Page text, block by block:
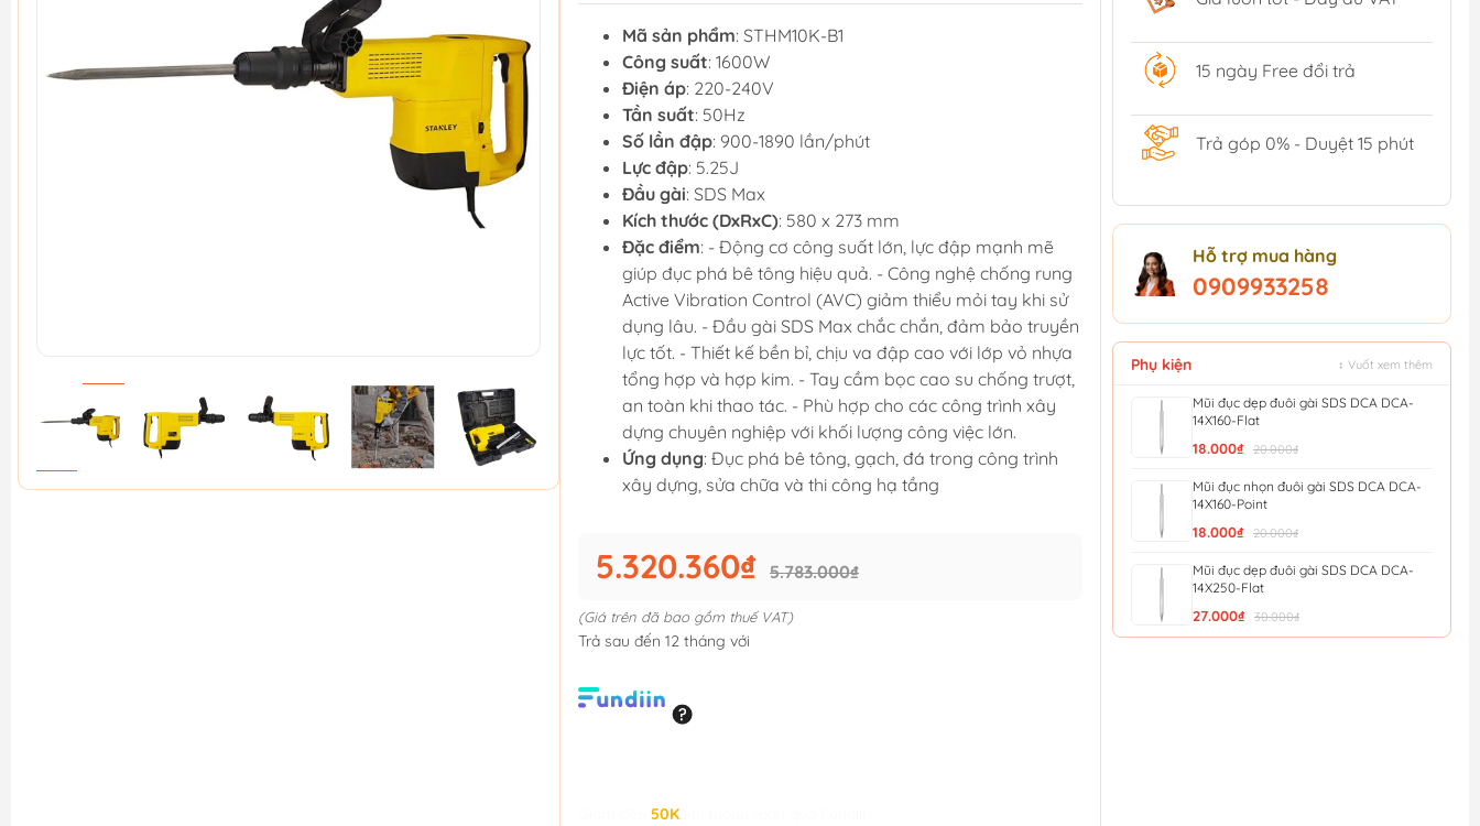
Mã sản phẩm: STHM10K-B1
Công suất: 1600W
Điện áp: 220-240V
Tần suất: 50Hz
Số lần đập: 900-1890 lần/phút
Lực đập: 5.25J
Đầu gài: SDS Max
Kích thước (DxRxC): 580 x 273 mm
Đặc điểm: - Động cơ công suất lớn, lực đập mạnh mẽ
giúp đục phá bê tông hiệu quả. - Công nghệ chống rung
Active Vibration Control (AVC) giảm thiểu mỏi tay khi sử
dụng lâu. - Đầu gài SDS Max chắc chắn, đảm bảo truyền
lực tốt. - Thiết kế bền bỉ, chịu va đập cao với lớp vỏ nhựa
tổng hợp và hợp kim. - Tay cầm bọc cao su chống trượt,
an toàn khi thao tác. - Phù hợp cho các công trình xây
dựng chuyên nghiệp với khối lượng công việc lớn.
Ứng dụng: Đục phá bê tông, gạch, đá trong công trình
xây dựng, sửa chữa và thi công hạ tầng
5.320.360₫ 5.783.000₫
(Giá trên đã bao gồm thuế VAT)
Trả sau đến 12 tháng với
50K
15 ngày Free đổi trả
Trả góp 0% - Duyệt 15 phút
Hỗ trợ mua hàng
0909933258
Phụ kiện ↕ Vuốt xem thêm
Mũi đục dẹp đuôi gài SDS DCA DCA-
14X160-Flat
18.000₫ 20.000₫
Mũi đục nhọn đuôi gài SDS DCA DCA-
14X160-Point
18.000₫ 20.000₫
Mũi đục dẹp đuôi gài SDS DCA DCA-
14X250-Flat
27.000₫ 30.000₫